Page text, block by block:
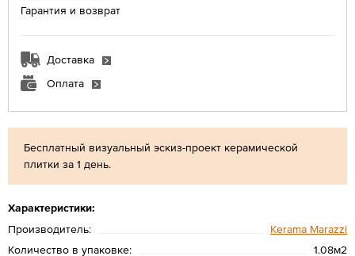
Бесплатный визуальный эскиз-проект керамической
плитки за 1 день.
Характеристики:
Производитель:
Kerama Marazzi
Количество в упаковке:
1.08м2
Гарантия и возврат
Доставка
Оплата